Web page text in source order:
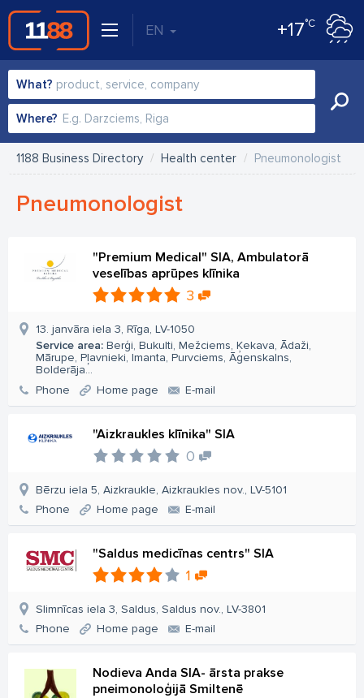
EN +17°C
What?
Where?
1188 Business Directory Health center Pneumonologist
Pneumonologist
"Premium Medical" SIA, Ambulatorā
veselības aprūpes klīnika
3
13. janvāra iela 3, Rīga, LV-1050
Service area: Berģi, Bukulti, Mežciems, Ķekava, Ādaži,
Mārupe, Pļavnieki, Imanta, Purvciems, Āgenskalns,
Bolderāja...
Phone
Home page E-mail
"Aizkraukles klīnika" SIA
0
Bērzu iela 5, Aizkraukle, Aizkraukles nov., LV-5101
Phone
Home page E-mail
"Saldus medicīnas centrs" SIA
1
Slimnīcas iela 3, Saldus, Saldus nov., LV-3801
Phone
Home page E-mail
Nodieva Anda SIA- ārsta prakse
pneimonoloģijā Smiltenē